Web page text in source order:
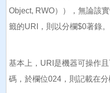
Object, RWO）），無論該
籤的URI，則以分欄$0著錄。
基本上，URI是機器可操作
碼，於欄位024，則記載在分